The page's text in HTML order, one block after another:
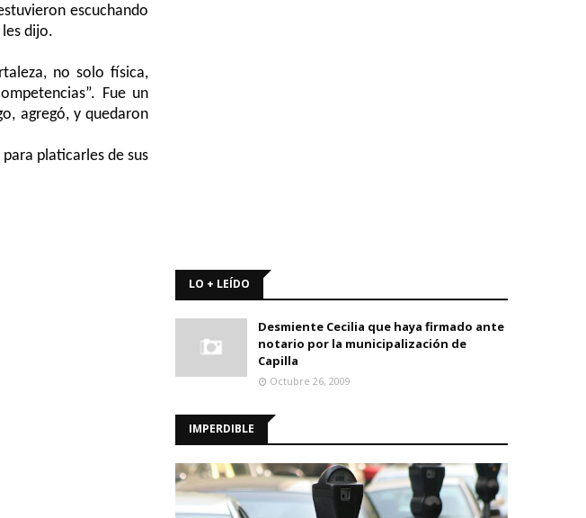
escuchando
dijo.
no solo física,
Fue un
agregó, y quedaron
platicarles de sus
LO + LEÍDO
Desmiente Cecilia que haya firmado ante
notario por la municipalización de
Capilla
Octubre 26, 2009
IMPERDIBLE